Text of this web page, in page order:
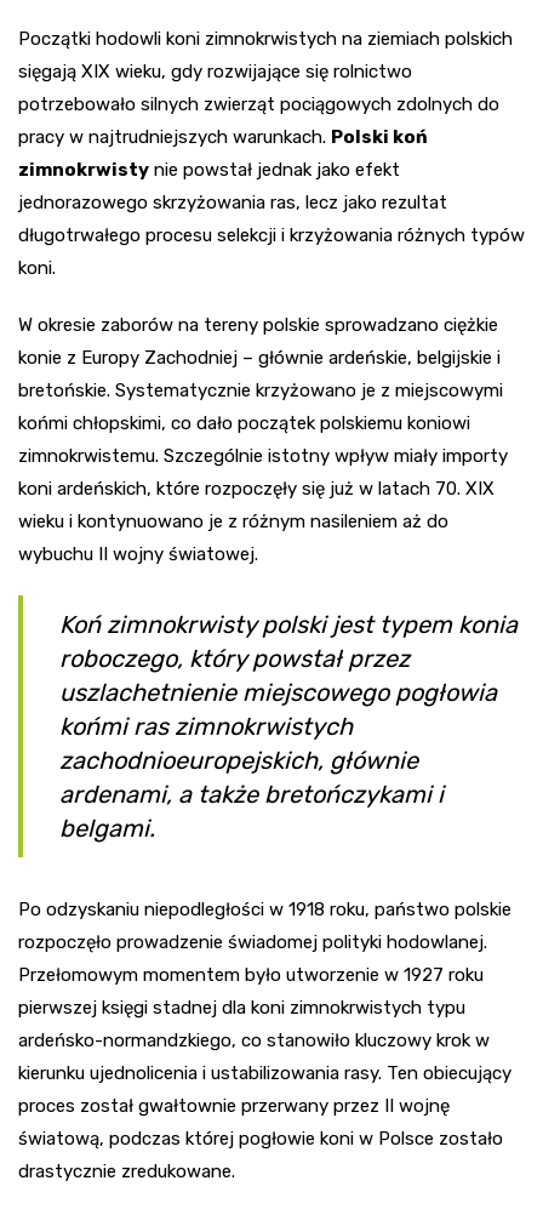
Początki hodowli koni zimnokrwistych na ziemiach polskich
sięgają XIX wieku, gdy rozwijające się rolnictwo
potrzebowało silnych zwierząt pociągowych zdolnych do
pracy w najtrudniejszych warunkach. Polski koń
zimnokrwisty nie powstał jednak jako efekt
jednorazowego skrzyżowania ras, lecz jako rezultat
długotrwałego procesu selekcji i krzyżowania różnych typów
koni.
W okresie zaborów na tereny polskie sprowadzano ciężkie
konie z Europy Zachodniej – głównie ardeńskie, belgijskie i
bretońskie. Systematycznie krzyżowano je z miejscowymi
końmi chłopskimi, co dało początek polskiemu koniowi
zimnokrwistemu. Szczególnie istotny wpływ miały importy
koni ardeńskich, które rozpoczęły się już w latach 70. XIX
wieku i kontynuowano je z różnym nasileniem aż do
wybuchu II wojny światowej.
Koń zimnokrwisty polski jest typem konia
roboczego, który powstał przez
uszlachetnienie miejscowego pogłowia
końmi ras zimnokrwistych
zachodnioeuropejskich, głównie
ardenami, a także bretończykami i
belgami.
Po odzyskaniu niepodległości w 1918 roku, państwo polskie
rozpoczęło prowadzenie świadomej polityki hodowlanej.
Przełomowym momentem było utworzenie w 1927 roku
pierwszej księgi stadnej dla koni zimnokrwistych typu
ardeńsko-normandzkiego, co stanowiło kluczowy krok w
kierunku ujednolicenia i ustabilizowania rasy. Ten obiecujący
proces został gwałtownie przerwany przez II wojnę
światową, podczas której pogłowie koni w Polsce zostało
drastycznie zredukowane.